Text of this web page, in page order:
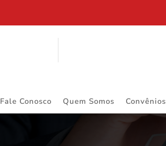
Fale Conosco Quem Somos Convênios